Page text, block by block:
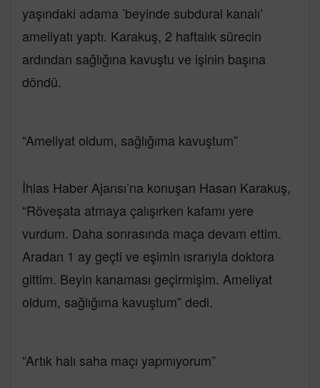
yaşındaki adama ’beyinde subdural kanalı’
ameliyatı yaptı. Karakuş, 2 haftalık sürecin
ardından sağlığına kavuştu ve işinin başına
döndü.
“Ameliyat oldum, sağlığıma kavuştum”
İhlas Haber Ajansı’na konuşan Hasan Karakuş,
“Röveşata atmaya çalışırken kafamı yere
vurdum. Daha sonrasında maça devam ettim.
Aradan 1 ay geçti ve eşimin ısrarıyla doktora
gittim. Beyin kanaması geçirmişim. Ameliyat
oldum, sağlığıma kavuştum” dedi.
“Artık halı saha maçı yapmıyorum”